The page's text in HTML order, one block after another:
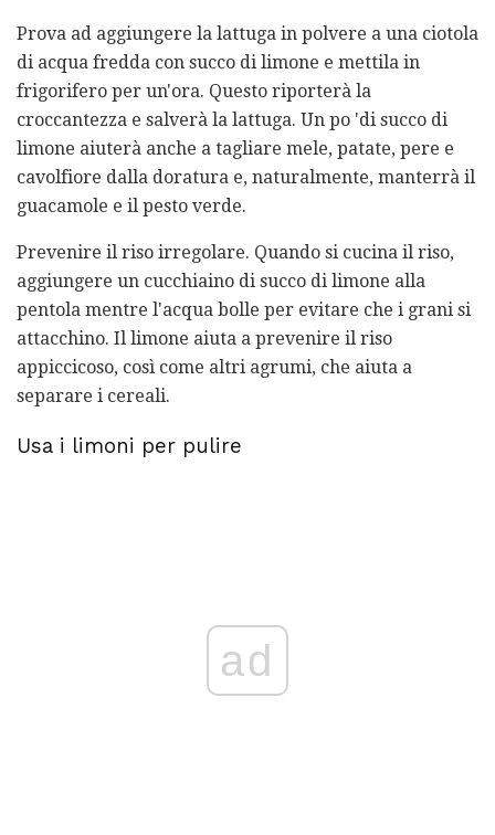
Prova ad aggiungere la lattuga in polvere a una ciotola
di acqua fredda con succo di limone e mettila in
frigorifero per un'ora. Questo riporterà la
croccantezza e salverà la lattuga. Un po 'di succo di
limone aiuterà anche a tagliare mele, patate, pere e
cavolfiore dalla doratura e, naturalmente, manterrà il
guacamole e il pesto verde.
Prevenire il riso irregolare. Quando si cucina il riso,
aggiungere un cucchiaino di succo di limone alla
pentola mentre l'acqua bolle per evitare che i grani si
attacchino. Il limone aiuta a prevenire il riso
appiccicoso, così come altri agrumi, che aiuta a
separare i cereali.
Usa i limoni per pulire
ad